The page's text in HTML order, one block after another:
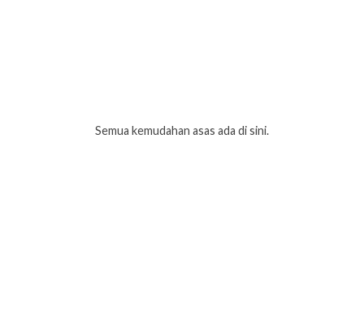
Semua kemudahan asas ada di sini.